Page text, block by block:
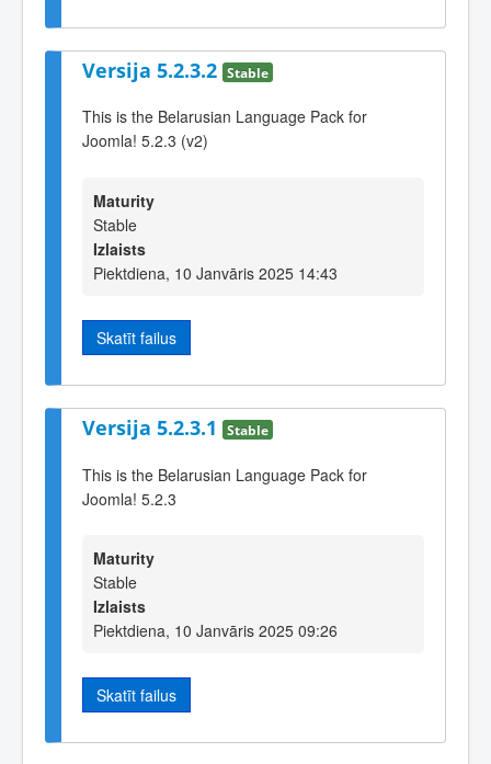
Versija 5.2.3.2 Stable
This is the Belarusian Language Pack for
Joomla! 5.2.3 (v2)
Maturity
Stable
Izlaists
Piektdiena, 10 Janvāris 2025 14:43
Skatīt failus
Versija 5.2.3.1 Stable
This is the Belarusian Language Pack for
Joomla! 5.2.3
Maturity
Stable
Izlaists
Piektdiena, 10 Janvāris 2025 09:26
Skatīt failus